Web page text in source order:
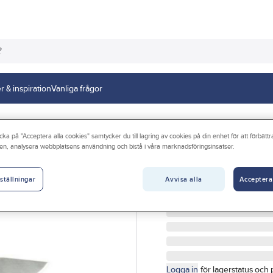
& inspirationVanliga frågor
Knivar
Friluftskniv,
SLIDKNIV OUTDOOR
Logga in för lagerstatus och
på "Acceptera alla cookies" samtycker du till lagring av cookies på din enhet för att
analysera webbplatsens användning och bistå i våra marknadsföringsinsatser.
Avvisa alla